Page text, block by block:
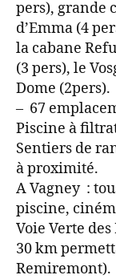
pers), grande
d’Emma (4
la cabane
(3 pers), le
Dome (2pers).
– 67
Piscine à
Sentiers de
à proximité.
A Vagney :
piscine,
Voie Verte
30 km
Remiremont).